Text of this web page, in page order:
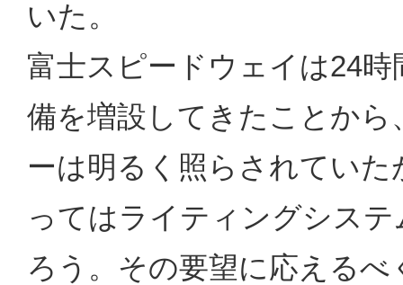
いた。
富士スピードウェイは24
備を増設してきたことか
ーは明るく照らされてい
ってはライティングシス
ろう。その要望に応える